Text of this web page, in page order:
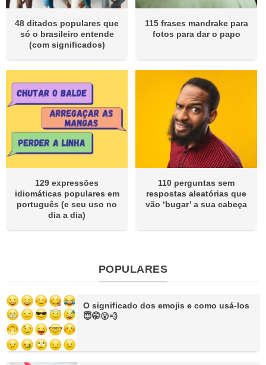
48 ditados populares que
só o brasileiro entende
(com significados)
115 frases mandrake para
fotos para dar o papo
129 expressões
idiomáticas populares em
português (e seu uso no
dia a dia)
110 perguntas sem
respostas aleatórias que
vão ‘bugar’ a sua cabeça
POPULARES
O significado dos emojis e como usá-los
😇🤭😮💨